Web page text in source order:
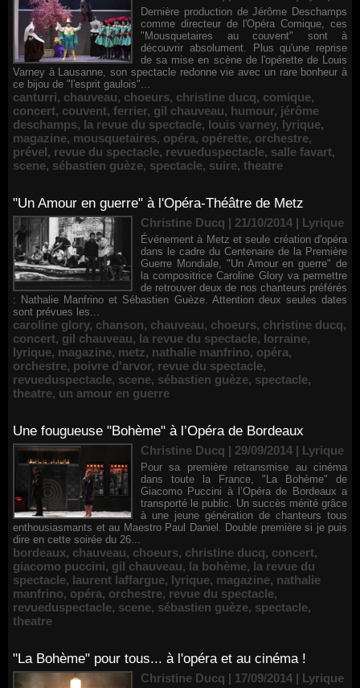
Dernière production de Jérôme Deschamps
comme directeur de l'Opéra Comique, ces
"Mousquetaires au couvent" sont à
découvrir absolument. Plus qu'une reprise
de sa mise en scène de l'opérette de Louis
Varney à Lausanne, son spectacle redonne vie avec un rare bonheur à
ce bijou de "l'esprit gaulois"...
canturri, chauveau, choeurs, christine ducq, comique,
concert, couvent, ferrier, gil chauveau, humour, jérôme
deschamps, la revue du spectacle, louis varney, lyrique,
magazine, mousquetaires, opéra, opérette, orchestre,
prével, revue du spectacle, revueduspectacle, salle favart,
scene, sébastien guèze, spectacle, suire, theatre
"Un Amour en guerre" à l'Opéra-Théâtre de Metz
Christine Ducq | 21/10/2014 | Lyrique
Événement à Metz et seule création d'opéra
dans le cadre du Centenaire de la Première
Guerre Mondiale, "Un Amour en guerre" de
la compositrice Caroline Glory va permettre
de retrouver deux de nos chanteurs préférés
: Nathalie Manfrino et Sébastien Guèze. Attention deux seules dates
sont prévues les...
caroline glory, chanson, chauveau, choeurs, christine ducq,
concert, gil chauveau, la revue du spectacle, lorraine,
lyrique, magazine, metz, nathalie manfrino, opéra,
orchestre, poivre d'arvor, revue du spectacle,
revueduspectacle, scene, sébastien guèze, spectacle,
theatre, un amour en guerre
Une fougueuse "Bohème" à l’Opéra de Bordeaux
Christine Ducq | 29/09/2014 | Lyrique
Pour sa première retransmise au cinéma
dans toute la France, "La Bohème" de
Giacomo Puccini à l’Opéra de Bordeaux a
transporté le public. Un succès mérité grâce
à une jeune génération de chanteurs tous
enthousiasmants et au Maestro Paul Daniel. Double première si je puis
dire en cette soirée du 26...
bordeaux, chauveau, choeurs, christine ducq, concert,
giacomo puccini, gil chauveau, la bohème, la revue du
spectacle, laurent laffargue, lyrique, magazine, nathalie
manfrino, opéra, orchestre, revue du spectacle,
revueduspectacle, scene, sébastien guèze, spectacle,
theatre
"La Bohème" pour tous... à l'opéra et au cinéma !
Christine Ducq | 17/09/2014 | Lyrique